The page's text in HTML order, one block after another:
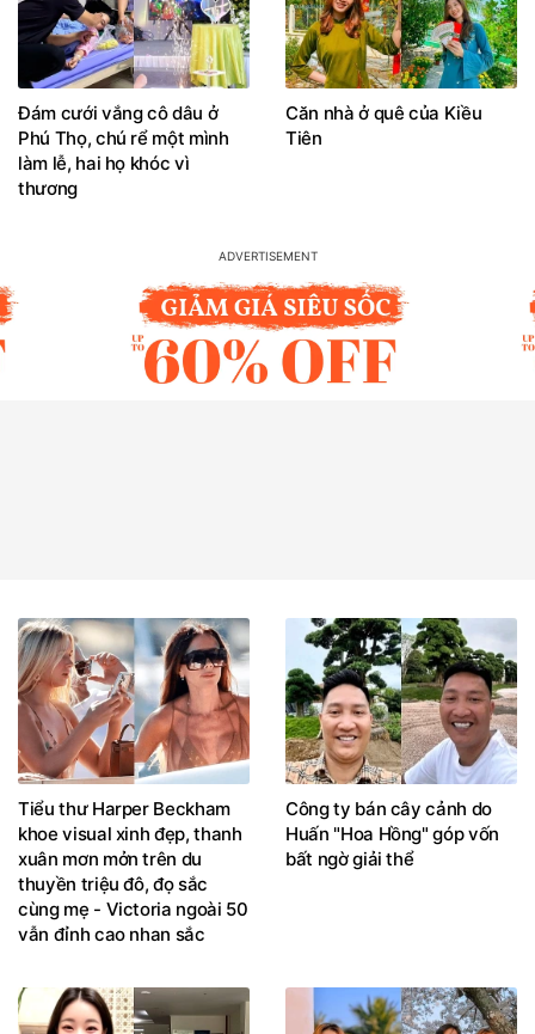
Đám cưới vắng cô dâu ở
Phú Thọ, chú rể một mình
làm lễ, hai họ khóc vì
thương
Căn nhà ở quê của Kiều
Tiên
Tiểu thư Harper Beckham
khoe visual xinh đẹp, thanh
xuân mơn mởn trên du
thuyền triệu đô, đọ sắc
cùng mẹ - Victoria ngoài 50
vẫn đỉnh cao nhan sắc
Công ty bán cây cảnh do
Huấn "Hoa Hồng" góp vốn
bất ngờ giải thể